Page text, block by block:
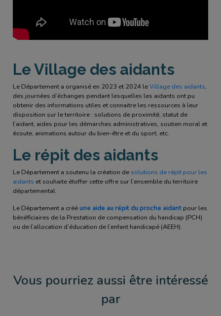
Le Village des aidants
Le Département a organisé en 2023 et 2024 leVillage des aidants,
des journées d’échanges pendant lesquelles les aidants ont pu
obtenir des informations utiles et connaitre les ressources à leur
disposition sur le territoire : solutions de proximité, statut de
l’aidant, aides pour les démarches administratives, soutien moral et
écoute, animations autour du bien-être et du sport, etc.
Le répit des aidants
Le Département a soutenu la création de solutions de répit pour les
aidants et souhaite étoffer cette offre sur l’ensemble du territoire
départemental.
Le Département a créé une aide au répit du proche aidant pour les
bénéficiaires de la Prestation de compensation du handicap (PCH)
ou de l’allocation d’éducation de l’enfant handicapé (AEEH).
Vous pourriez aussi être intéressé
par